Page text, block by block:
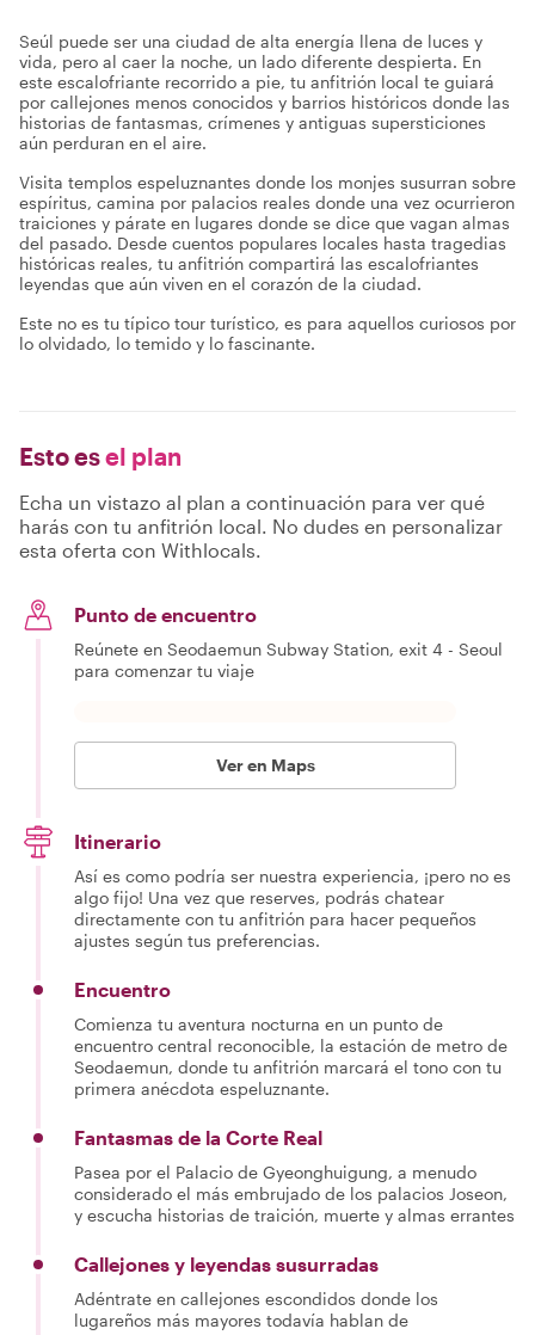
Seúl puede ser una ciudad de alta energía llena de luces y
vida, pero al caer la noche, un lado diferente despierta. En
este escalofriante recorrido a pie, tu anfitrión local te guiará
por callejones menos conocidos y barrios históricos donde las
historias de fantasmas, crímenes y antiguas supersticiones
aún perduran en el aire.
Visita templos espeluznantes donde los monjes susurran sobre
espíritus, camina por palacios reales donde una vez ocurrieron
traiciones y párate en lugares donde se dice que vagan almas
del pasado. Desde cuentos populares locales hasta tragedias
históricas reales, tu anfitrión compartirá las escalofriantes
leyendas que aún viven en el corazón de la ciudad.
Este no es tu típico tour turístico, es para aquellos curiosos por
lo olvidado, lo temido y lo fascinante.
Esto esel plan
Echa un vistazo al plan a continuación para ver qué
harás con tu anfitrión local. No dudes en personalizar
esta oferta con Withlocals.
Punto de encuentro
Reúnete en Seodaemun Subway Station, exit 4 - Seoul
para comenzar tu viaje
Ver en Maps
Itinerario
Así es como podría ser nuestra experiencia, ¡pero no es
algo fijo! Una vez que reserves, podrás chatear
directamente con tu anfitrión para hacer pequeños
ajustes según tus preferencias.
Encuentro
Comienza tu aventura nocturna en un punto de
encuentro central reconocible, la estación de metro de
Seodaemun, donde tu anfitrión marcará el tono con tu
primera anécdota espeluznante.
Fantasmas de la Corte Real
Pasea por el Palacio de Gyeonghuigung, a menudo
considerado el más embrujado de los palacios Joseon,
y escucha historias de traición, muerte y almas errantes
Callejones y leyendas susurradas
Adéntrate en callejones escondidos donde los
lugareños más mayores todavía hablan de